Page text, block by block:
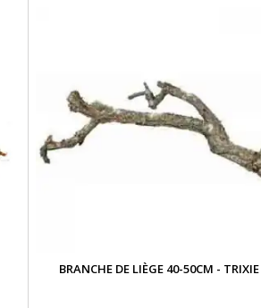
BRANCHE DE LIÈGE 40-50CM - TRIXIE